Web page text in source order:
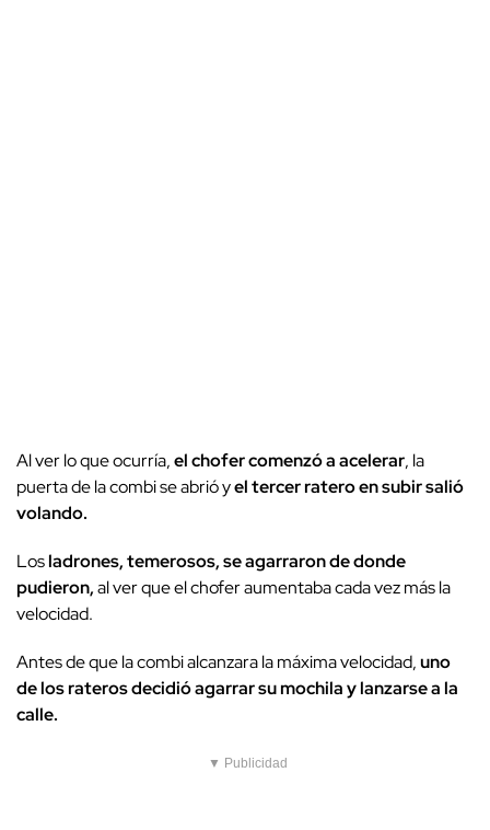
Al ver lo que ocurría,el chofer comenzó a acelerar, la
puerta de la combi se abrió yel tercer ratero en subir salió
volando.
Losladrones, temerosos, se agarraron de donde
pudieron,al ver que el chofer aumentaba cada vez más la
velocidad.
Antes de que la combi alcanzara la máxima velocidad,uno
de los rateros decidió agarrar su mochila y lanzarse a la
calle.
▼ Publicidad